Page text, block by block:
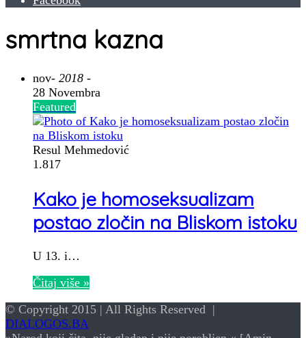
smrtna kazna
nov- 2018 -
28 Novembra
Featured
Resul Mehmedović
1.817
Kako je homoseksualizam
postao zločin na Bliskom istoku
U 13. i…
Čitaj više »
© Copyright 2015 | All Rights Reserved |
DIALOGOS.BA